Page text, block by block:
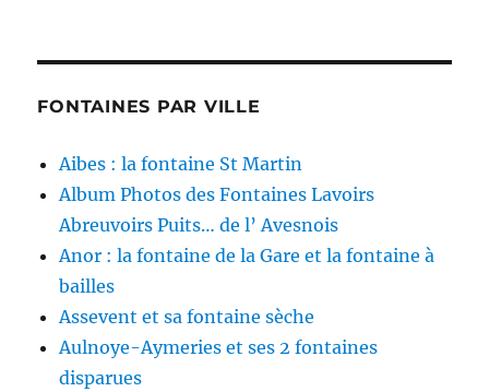
FONTAINES PAR VILLE
Aibes : la fontaine St Martin
Album Photos des Fontaines Lavoirs
Abreuvoirs Puits… de l’ Avesnois
Anor : la fontaine de la Gare et la fontaine à
bailles
Assevent et sa fontaine sèche
Aulnoye-Aymeries et ses 2 fontaines
disparues